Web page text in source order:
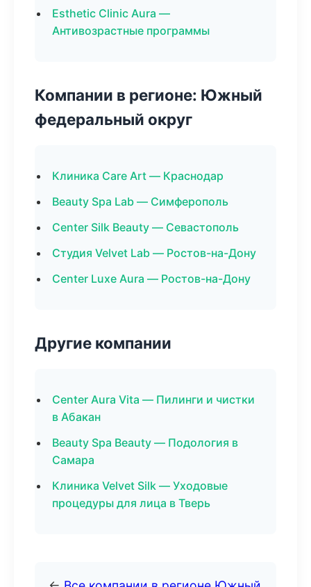
Esthetic Clinic Aura —
Антивозрастные программы
Компании в регионе: Южный
федеральный округ
Клиника Care Art — Краснодар
Beauty Spa Lab — Симферополь
Center Silk Beauty — Севастополь
Студия Velvet Lab — Ростов-на-Дону
Center Luxe Aura — Ростов-на-Дону
Другие компании
Center Aura Vita — Пилинги и чистки
в Абакан
Beauty Spa Beauty — Подология в
Самара
Клиника Velvet Silk — Уходовые
процедуры для лица в Тверь